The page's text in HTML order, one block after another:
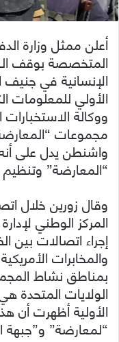
أعلن ممثل وزارة
المتخصصة بوقف
الإنسانية في جنيف
الأولي للمعلومات
ووكالة
مجموعات
واشنطن يدل على
“المعارضة”
وقال زورين خلال
المركز الوطني
إجراء اتصالات بين
والمخابرات
بمناطق نشاط
الولايات المتحدة
الأولية أظهرت أن
“لمعارضة” و”جبهة